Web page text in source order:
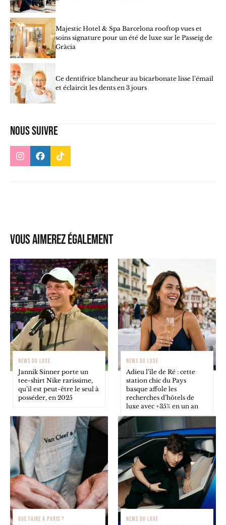
Majestic Hotel & Spa Barcelona rooftop vues et
soins signature pour un été de luxe sur le Passeig de
Gràcia
Ce dentifrice blancheur au bicarbonate lisse l’émail
et éclaircit les dents en 3 jours
Nous suivre
Vous aimerez également
NEWS DU LUXE
Jannik Sinner porte un
tee-shirt Nike rarissime,
qu’il est peut-être le seul à
posséder, en 2025
NEWS DU LUXE
Adieu l’île de Ré : cette
station chic du Pays
basque affole les
recherches d’hôtels de
luxe avec +35% en un an
QUE FAIRE À PARIS ?
NEWS DU LUXE